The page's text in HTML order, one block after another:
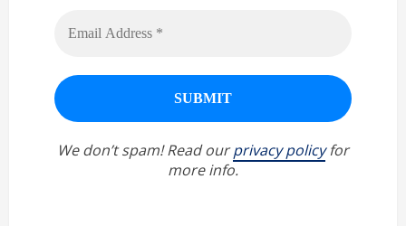
We don’t spam! Read ourprivacy policyfor
more info.